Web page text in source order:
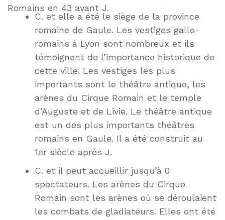
Romains en 43 avant J.
C. et elle a été le siège de la province
romaine de Gaule. Les vestiges gallo-
romains à Lyon sont nombreux et ils
témoignent de l’importance historique de
cette ville. Les vestiges les plus
importants sont le théâtre antique, les
arènes du Cirque Romain et le temple
d’Auguste et de Livie. Le théâtre antique
est un des plus importants théâtres
romains en Gaule. Il a été construit au
1er siècle après J.
C. et il peut accueillir jusqu’à 0
spectateurs. Les arènes du Cirque
Romain sont les arènes où se déroulaient
les combats de gladiateurs. Elles ont été